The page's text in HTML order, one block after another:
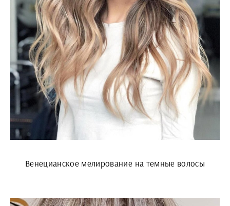
Венецианское мелирование на темные волосы